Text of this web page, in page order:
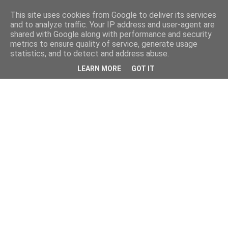
This site uses cookies from Google to deliver its services
and to analyze traffic. Your IP address and user-agent are
shared with Google along with performance and security
metrics to ensure quality of service, generate usage
statistics, and to detect and address abuse.
LEARN MORE GOT IT